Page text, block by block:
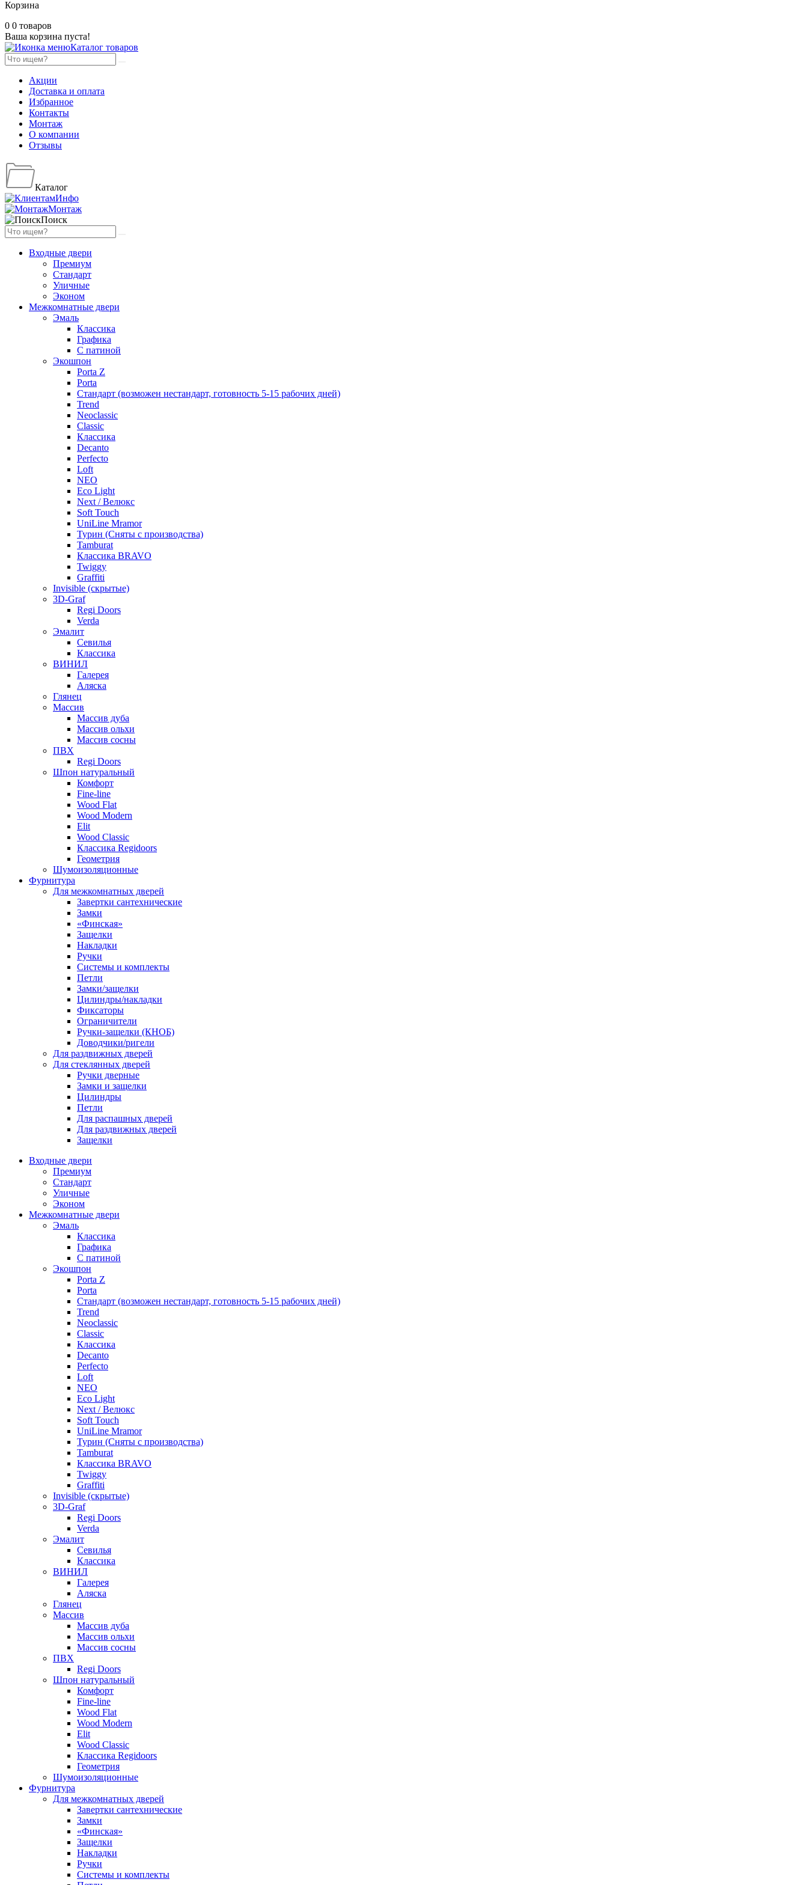
Корзина
0 0 товаров
Ваша корзина пуста!
Каталог товаров
Акции
Доставка и оплата
Избранное
Контакты
Монтаж
О компании
Отзывы
Каталог
Инфо
Монтаж
Поиск
Входные двери
Премиум
Стандарт
Уличные
Эконом
Межкомнатные двери
Эмаль
Классика
Графика
С патиной
Экошпон
Porta Z
Porta
Стандарт (возможен нестандарт, готовность 5-15 рабочих дней)
Trend
Neoclassic
Classic
Классика
Decanto
Perfecto
Loft
NEO
Eco Light
Next / Велюкс
Soft Touch
UniLine Mramor
Турин (Сняты с производства)
Tamburat
Классика BRAVO
Twiggy
Graffiti
Invisible (скрытые)
3D-Graf
Regi Doors
Verda
Эмалит
Севилья
Классика
ВИНИЛ
Галерея
Аляска
Глянец
Массив
Массив дуба
Массив ольхи
Массив сосны
ПВХ
Regi Doors
Шпон натуральный
Комфорт
Fine-line
Wood Flat
Wood Modern
Elit
Wood Classic
Классика Regidoors
Геометрия
Шумоизоляционные
Фурнитура
Для межкомнатных дверей
Завертки сантехнические
Замки
«Финская»
Защелки
Накладки
Ручки
Системы и комплекты
Петли
Замки/защелки
Цилиндры/накладки
Фиксаторы
Ограничители
Ручки-защелки (КНОБ)
Доводчики/ригели
Для раздвижных дверей
Для стеклянных дверей
Ручки дверные
Замки и защелки
Цилиндры
Петли
Для распашных дверей
Для раздвижных дверей
Защелки
Входные двери
Премиум
Стандарт
Уличные
Эконом
Межкомнатные двери
Эмаль
Классика
Графика
С патиной
Экошпон
Porta Z
Porta
Стандарт (возможен нестандарт, готовность 5-15 рабочих дней)
Trend
Neoclassic
Classic
Классика
Decanto
Perfecto
Loft
NEO
Eco Light
Next / Велюкс
Soft Touch
UniLine Mramor
Турин (Сняты с производства)
Tamburat
Классика BRAVO
Twiggy
Graffiti
Invisible (скрытые)
3D-Graf
Regi Doors
Verda
Эмалит
Севилья
Классика
ВИНИЛ
Галерея
Аляска
Глянец
Массив
Массив дуба
Массив ольхи
Массив сосны
ПВХ
Regi Doors
Шпон натуральный
Комфорт
Fine-line
Wood Flat
Wood Modern
Elit
Wood Classic
Классика Regidoors
Геометрия
Шумоизоляционные
Фурнитура
Для межкомнатных дверей
Завертки сантехнические
Замки
«Финская»
Защелки
Накладки
Ручки
Системы и комплекты